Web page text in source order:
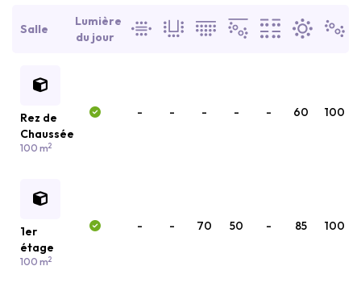
Salle
Lumière
du jour
Rez de
Chaussée
100 m2
- - - - - 60 100
1er
étage
100 m2
- - 70 50 - 85 100